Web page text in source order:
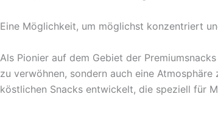
Eine Möglichkeit, um möglichst konzentriert
Als Pionier auf dem Gebiet der
zu verwöhnen, sondern auch eine
köstlichen Snacks entwickelt, die speziell für